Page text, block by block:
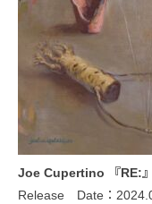
Joe Cupertino 『RE:』
Release Date：